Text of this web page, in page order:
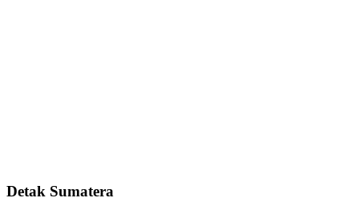
Detak Sumatera